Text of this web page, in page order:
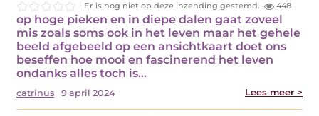
Er is nog niet op deze inzending gestemd. 448
op hoge pieken en in diepe dalen gaat zoveel
mis zoals soms ook in het leven maar het gehele
beeld afgebeeld op een ansichtkaart doet ons
beseffen hoe mooi en fascinerend het leven
ondanks alles toch is…
catrinus 9 april 2024 Lees meer >